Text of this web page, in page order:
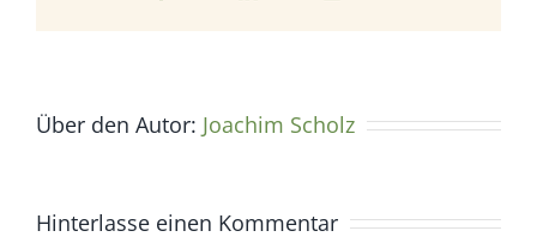
Über den Autor: Joachim Scholz
Hinterlasse einen Kommentar